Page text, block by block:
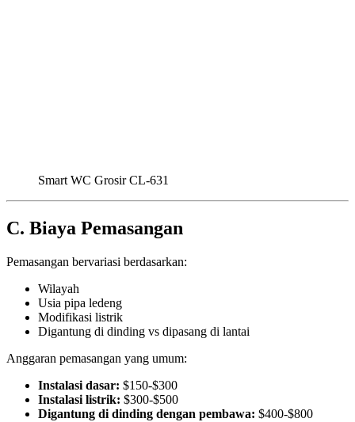
Smart WC Grosir CL-631
C. Biaya Pemasangan
Pemasangan bervariasi berdasarkan:
Wilayah
Usia pipa ledeng
Modifikasi listrik
Digantung di dinding vs dipasang di lantai
Anggaran pemasangan yang umum:
Instalasi dasar: $150-$300
Instalasi listrik: $300-$500
Digantung di dinding dengan pembawa: $400-$800